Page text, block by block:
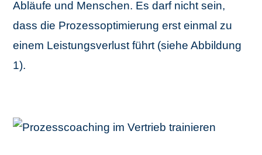
Abläufe und Menschen. Es darf nicht sein,
dass die Prozessoptimierung erst einmal zu
einem Leistungsverlust führt (siehe Abbildung
1).